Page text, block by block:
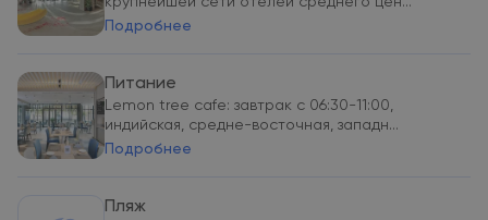
Подробнее
Питание
Lemon tree cafe: завтрак с 06:30-11:00,
индийская, средне-восточная, западн...
Подробнее
Пляж